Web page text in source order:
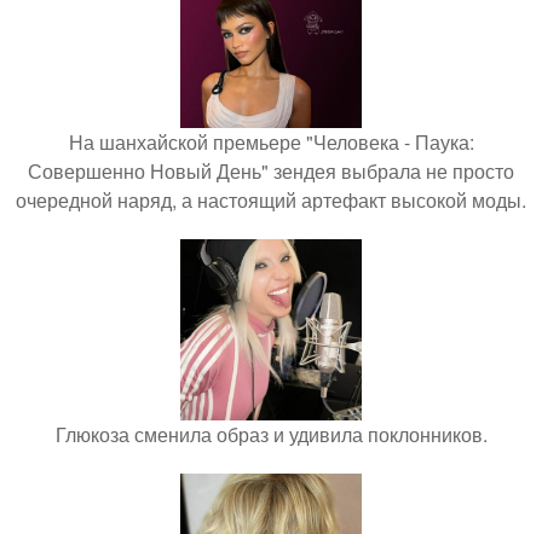
На шанхайской премьере "Человека - Паука:
Совершенно Новый День" зендея выбрала не просто
очередной наряд, а настоящий артефакт высокой моды.
Глюкоза сменила образ и удивила поклонников.